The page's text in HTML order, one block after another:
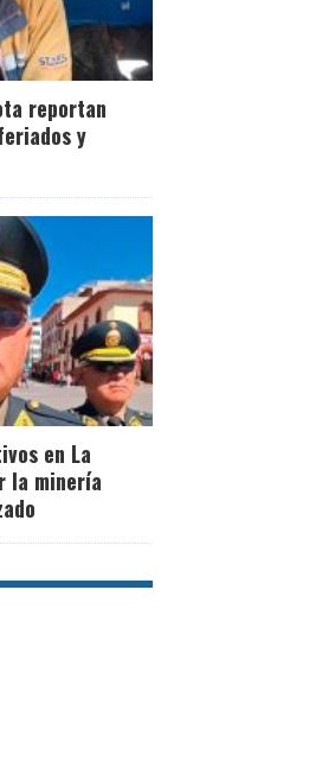
reportan
y
en La
la minería